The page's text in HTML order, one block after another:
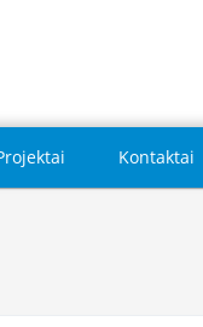
Kontaktai